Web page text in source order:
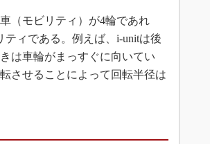
（モビリティ）が4輪であれ
ィである。例えば、i-unitは後
は車輪がまっすぐに向いてい
させることによって回転半径は